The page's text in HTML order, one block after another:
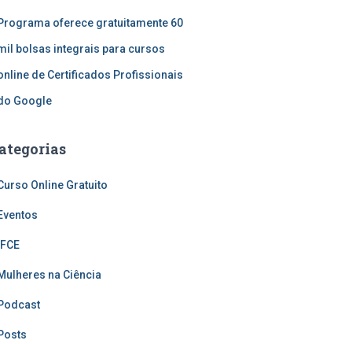
oferece gratuitamente 60
bolsas integrais para cursos
de Certificados Profissionais
Google
Online Gratuito
na Ciência